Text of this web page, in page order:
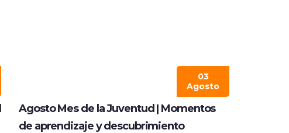
03
Agosto
Agosto Mes de la Juventud | Momentos
de aprendizaje y descubrimiento